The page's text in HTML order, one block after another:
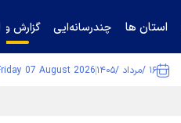
استان ها چندرسانه‌ایی گزارش
۱۶ /مرداد /۱۴۰۵ 07 August 2026